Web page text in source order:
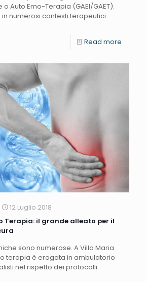
Auto Emo-Terapia (GAEI/GAET).
numerosi contesti terapeutici.
Read more
12 Luglio 2018
Terapia: il grande alleato per il
sono numerose. A Villa Maria
terapia è erogata in ambulatorio
nel rispetto dei protocolli